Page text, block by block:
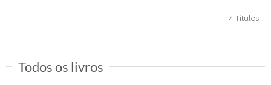
4 Títulos
Todos os livros